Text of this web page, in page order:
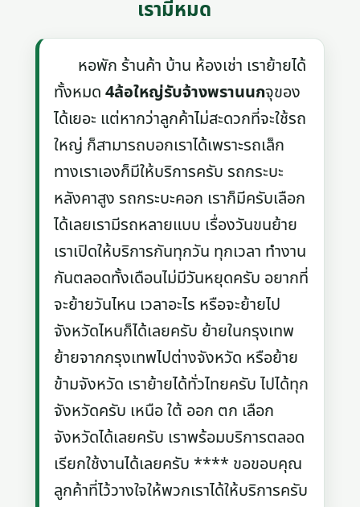
เรามีหมด
หอพัก ร้านค้า บ้าน ห้องเช่า เราย้ายได้
ทั้งหมด4ล้อใหญ่รับจ้างพรานนกจุของ
ได้เยอะ แต่หากว่าลูกค้าไม่สะดวกที่จะใช้รถ
ใหญ่ ก็สามารถบอกเราได้เพราะรถเล็ก
ทางเราเองก็มีให้บริการครับ รถกระบะ
หลังคาสูง รถกระบะคอก เราก็มีครับเลือก
ได้เลยเรามีรถหลายแบบ เรื่องวันขนย้าย
เราเปิดให้บริการกันทุกวัน ทุกเวลา ทำงาน
กันตลอดทั้งเดือนไม่มีวันหยุดครับ อยากที่
จะย้ายวันไหน เวลาอะไร หรือจะย้ายไป
จังหวัดไหนก็ได้เลยครับ ย้ายในกรุงเทพ
ย้ายจากกรุงเทพไปต่างจังหวัด หรือย้าย
ข้ามจังหวัด เราย้ายได้ทั่วไทยครับ ไปได้ทุก
จังหวัดครับ เหนือ ใต้ ออก ตก เลือก
จังหวัดได้เลยครับ เราพร้อมบริการตลอด
เรียกใช้งานได้เลยครับ **** ขอขอบคุณ
ลูกค้าที่ไว้วางใจให้พวกเราได้ให้บริการครับ